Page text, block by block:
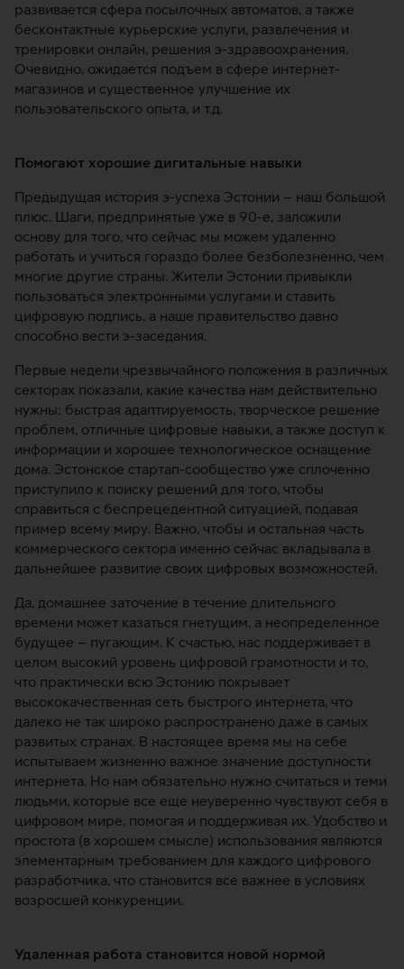
развивается сфера посылочных автоматов, а также
бесконтактные курьерские услуги, развлечения и
тренировки онлайн, решения э-здравоохранения.
Очевидно, ожидается подъем в сфере интернет-
магазинов и существенное улучшение их
пользовательского опыта, и т.д.
Помогают хорошие дигитальные навыки
Предыдущая история э-успеха Эстонии – наш большой
плюс. Шаги, предпринятые уже в 90-е, заложили
основу для того, что сейчас мы можем удаленно
работать и учиться гораздо более безболезненно, чем
многие другие страны. Жители Эстонии привыкли
пользоваться электронными услугами и ставить
цифровую подпись, а наше правительство давно
способно вести э-заседания.
Первые недели чрезвычайного положения в различных
секторах показали, какие качества нам действительно
нужны: быстрая адаптируемость, творческое решение
проблем, отличные цифровые навыки, а также доступ к
информации и хорошее технологическое оснащение
дома. Эстонское стартап-сообщество уже сплоченно
приступило к поиску решений для того, чтобы
справиться с беспрецедентной ситуацией, подавая
пример всему миру. Важно, чтобы и остальная часть
коммерческого сектора именно сейчас вкладывала в
дальнейшее развитие своих цифровых возможностей.
Да, домашнее заточение в течение длительного
времени может казаться гнетущим, а неопределенное
будущее – пугающим. К счастью, нас поддерживает в
целом высокий уровень цифровой грамотности и то,
что практически всю Эстонию покрывает
высококачественная сеть быстрого интернета, что
далеко не так широко распространено даже в самых
развитых странах. В настоящее время мы на себе
испытываем жизненно важное значение доступности
интернета. Но нам обязательно нужно считаться и теми
людьми, которые все еще неуверенно чувствуют себя в
цифровом мире, помогая и поддерживая их. Удобство и
простота (в хорошем смысле) использования являются
элементарным требованием для каждого цифрового
разработчика, что становится все важнее в условиях
возросшей конкуренции.
Удаленная работа становится новой нормой